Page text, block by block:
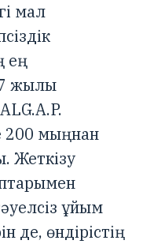
мал
ең
жылы
200 мыңнан
Жеткізу
ұйым
өндірістің